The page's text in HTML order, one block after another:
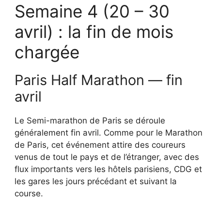
Semaine 4 (20 – 30
avril) : la fin de mois
chargée
Paris Half Marathon — fin
avril
Le Semi-marathon de Paris se déroule
généralement fin avril. Comme pour le Marathon
de Paris, cet événement attire des coureurs
venus de tout le pays et de l’étranger, avec des
flux importants vers les hôtels parisiens, CDG et
les gares les jours précédant et suivant la
course.